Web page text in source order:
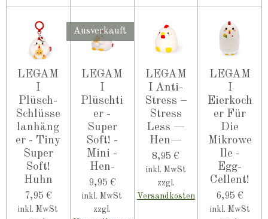
LEGAM
I
Plüsch-
Schlüsse
lanhäng
er - Tiny
Super
Soft!
Huhn
7,95 €
inkl. MwSt
Ausverkauft
LEGAM
I
Plüschti
er -
Super
Soft! -
Mini -
Hen-
9,95 €
inkl. MwSt
zzgl.
LEGAM
I Anti-
Stress –
Stress
Less —
Hen—
8,95 €
inkl. MwSt
zzgl.
Versandkosten
LEGAM
I
Eierkoch
er Für
Die
Mikrowe
lle -
Egg-
Cellent!
6,95 €
inkl. MwSt